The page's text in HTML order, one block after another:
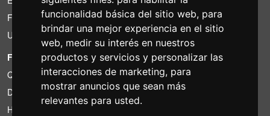
funcionalidad básica del sitio web, para
brindar una mejor experiencia en el sitio
web, medir su interés en nuestros
productos y servicios y personalizar las
interacciones de marketing, para
mostrar anuncios que sean más
relevantes para usted.
Financiacion
Uso
FOTOCOLOMBO.IT
Quienes somos
Donde estamos
Horario de la tienda